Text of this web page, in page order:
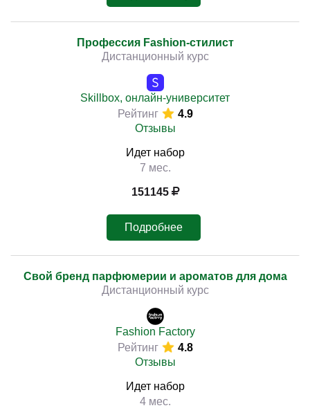
Профессия Fashion-стилист
Дистанционный курс
Skillbox, онлайн-университет
Рейтинг
4.9
Отзывы
Идет набор
7 мес.
151145
Подробнее
Свой бренд парфюмерии и ароматов для дома
Дистанционный курс
Fashion Factory
Рейтинг
4.8
Отзывы
Идет набор
4 мес.